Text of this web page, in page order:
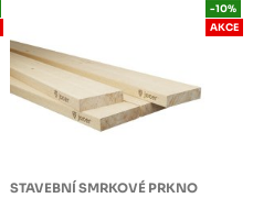
STAVEBNÍ SMRKOVÉ PRKNO
-10%
AKCE